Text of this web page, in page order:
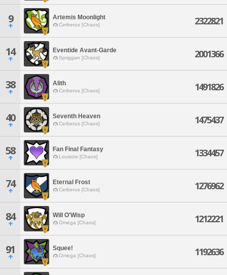
9 Artemis Moonlight
Cerberus [Chaos] 2322821
14 Eventide Avant-Garde
Spriggan [Chaos] 2001366
38 Alith
Cerberus [Chaos] 1491826
40 Seventh Heaven
Cerberus [Chaos] 1475437
58 Fan Final Fantasy
Louisoix [Chaos] 1334457
74 Eternal Frost
Cerberus [Chaos] 1276962
84 Will O'Wisp
Omega [Chaos] 1212221
91 Squee!
Omega [Chaos] 1192636